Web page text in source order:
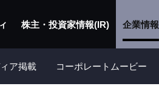
株主・投資家情報(IR) 企業情報
ア掲載 コーポレートムービー